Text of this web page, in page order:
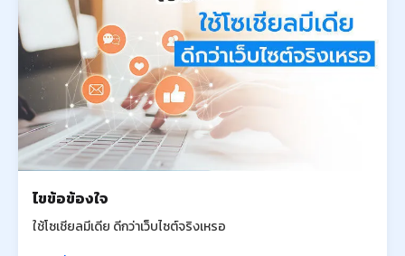
ไขข้อข้องใจ
ใช้โซเชียลมีเดีย ดีกว่าเว็บไซต์จริงเหรอ